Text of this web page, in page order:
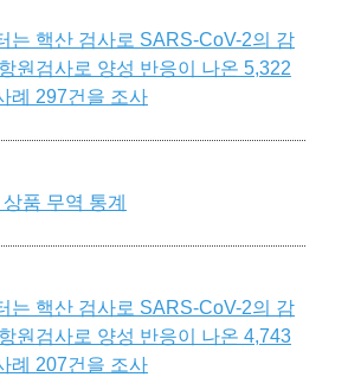
는 핵산 검사로 SARS-CoV-2의 감
원검사로 양성 반응이 나온 5,322
례 297건을 조사
품 무역 통계
는 핵산 검사로 SARS-CoV-2의 감
원검사로 양성 반응이 나온 4,743
례 207건을 조사